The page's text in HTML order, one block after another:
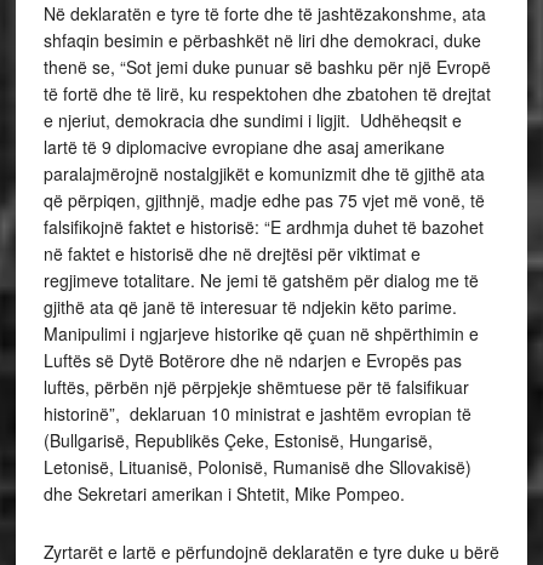
Në deklaratën e tyre të forte dhe të jashtëzakonshme, ata
shfaqin besimin e përbashkët në liri dhe demokraci, duke
thenë se, “Sot jemi duke punuar së bashku për një Evropë
të fortë dhe të lirë, ku respektohen dhe zbatohen të drejtat
e njeriut, demokracia dhe sundimi i ligjit. Udhëheqsit e
lartë të 9 diplomacive evropiane dhe asaj amerikane
paralajmërojnë nostalgjikët e komunizmit dhe të gjithë ata
që përpiqen, gjithnjë, madje edhe pas 75 vjet më vonë, të
falsifikojnë faktet e historisë: “E ardhmja duhet të bazohet
në faktet e historisë dhe në drejtësi për viktimat e
regjimeve totalitare. Ne jemi të gatshëm për dialog me të
gjithë ata që janë të interesuar të ndjekin këto parime.
Manipulimi i ngjarjeve historike që çuan në shpërthimin e
Luftës së Dytë Botërore dhe në ndarjen e Evropës pas
luftës, përbën një përpjekje shëmtuese për të falsifikuar
historinë”, deklaruan 10 ministrat e jashtëm evropian të
(Bullgarisë, Republikës Çeke, Estonisë, Hungarisë,
Letonisë, Lituanisë, Polonisë, Rumanisë dhe Sllovakisë)
dhe Sekretari amerikan i Shtetit, Mike Pompeo.
Zyrtarët e lartë e përfundojnë deklaratën e tyre duke u bërë